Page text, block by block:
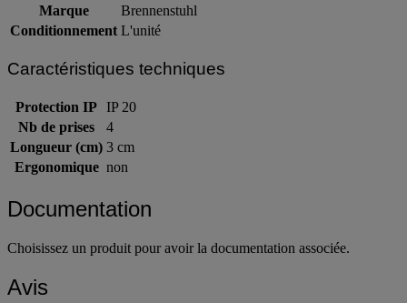
Marque
Brennenstuhl
Conditionnement L'unité
Caractéristiques techniques
Protection IP IP 20
Nb de prises
4
Longueur (cm) 3 cm
Ergonomique non
Documentation
Choisissez un produit pour avoir la documentation associée.
Avis